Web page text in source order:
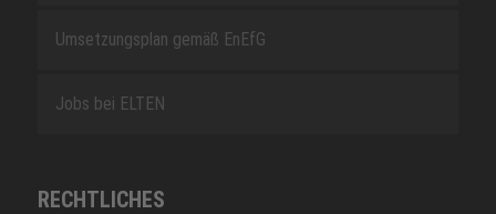
Umsetzungsplan gemäß EnEfG
Jobs bei ELTEN
RECHTLICHES